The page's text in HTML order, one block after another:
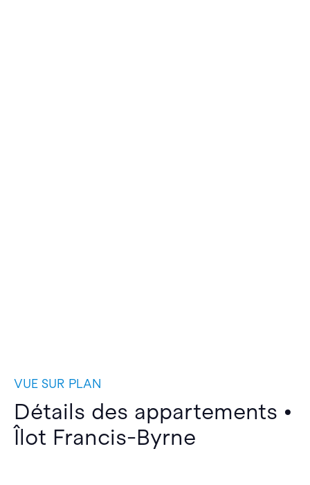
VUE SUR PLAN
Détails des appartements •
Îlot Francis-Byrne